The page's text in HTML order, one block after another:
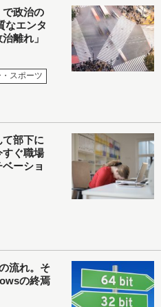
で政治の
なエンタ
離れ」
スポーツ
て部下に
ぐ職場
ーショ
流れ。そ
の終焉